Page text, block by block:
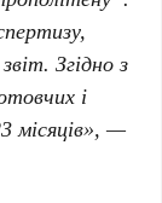
Згідно з
і
місяців», —